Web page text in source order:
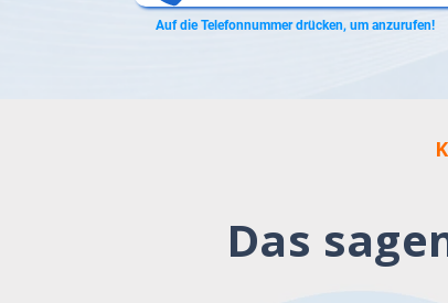
Auf die Telefonnummer drücken, um anzurufen!
Das